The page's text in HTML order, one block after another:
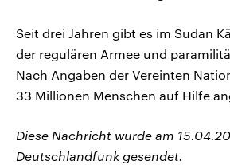
Seit drei Jahren gibt es im Sudan
der regulären Armee und
Nach Angaben der Vereinten
33 Millionen Menschen auf Hilfe
Diese Nachricht wurde am
Deutschlandfunk gesendet.